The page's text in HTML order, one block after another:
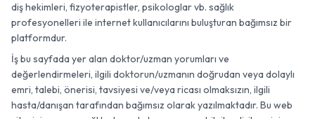
diş hekimleri, fizyoterapistler, psikologlar vb. sağlık
profesyonelleri ile internet kullanıcılarını buluşturan bağımsız bir
platformdur.
İş bu sayfada yer alan doktor/uzman yorumları ve
değerlendirmeleri, ilgili doktorun/uzmanın doğrudan veya dolaylı
emri, talebi, önerisi, tavsiyesi ve/veya ricası olmaksızın, ilgili
hasta/danışan tarafından bağımsız olarak yazılmaktadır. Bu web